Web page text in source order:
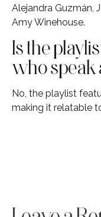
Alejandra Guzmán,
Amy Winehouse.
Is the
who speak
No, the playlist
making it relatable